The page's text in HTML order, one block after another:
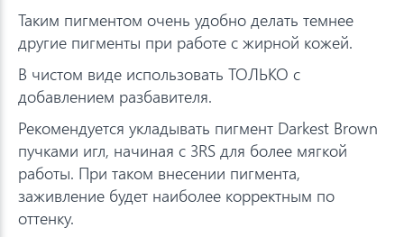
Таким пигментом очень удобно делать темнее
другие пигменты при работе с жирной кожей.
В чистом виде использовать ТОЛЬКО с
добавлением разбавителя.
Рекомендуется укладывать пигмент Darkest Brown
пучками игл, начиная с 3RS для более мягкой
работы. При таком внесении пигмента,
заживление будет наиболее корректным по
оттенку.